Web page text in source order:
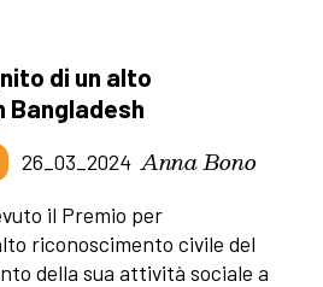
di un alto
Bangladesh
26_03_2024 Anna Bono
il Premio per
riconoscimento civile del
della sua attività sociale a